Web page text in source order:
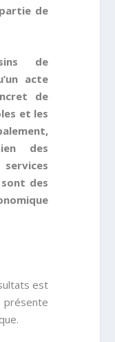
de
de
acte
de
et les
des
des
est